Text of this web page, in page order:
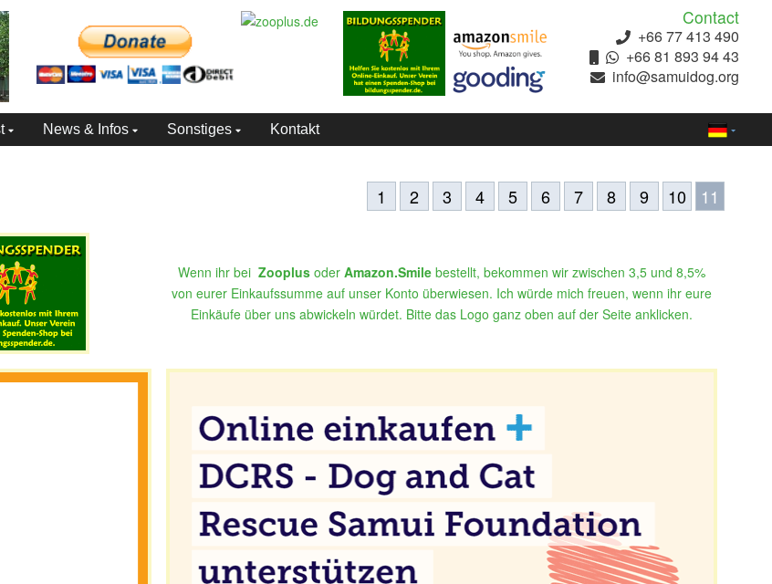
Contact
+66 77 413 490
+66 81 893 94 43
info@samuidog.org
News & Infos Sonstiges Kontakt
1 2 3 4 5 6 7 8 9 10 11
Wenn ihr bei Zooplus oder Amazon.Smile bestellt, bekommen wir zwischen 3,5 und 8,5%
von eurer Einkaufssumme auf unser Konto überwiesen. Ich würde mich freuen, wenn ihr eure
Einkäufe über uns abwickeln würdet. Bitte das Logo ganz oben auf der Seite anklicken.